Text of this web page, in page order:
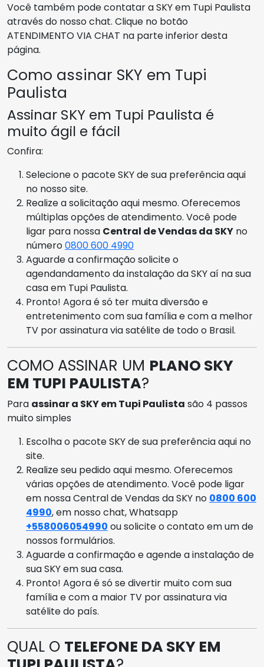
Você também pode contatar a SKY em Tupi Paulista
através do nosso chat. Clique no botão
ATENDIMENTO VIA CHAT na parte inferior desta
página.
Como assinar SKY em Tupi
Paulista
Assinar SKY em Tupi Paulista é
muito ágil e fácil
Confira:
Selecione o pacote SKY de sua preferência aqui
no nosso site.
Realize a solicitação aqui mesmo. Oferecemos
múltiplas opções de atendimento. Você pode
ligar para nossa Central de Vendas da SKY no
número0800 600 4990
Aguarde a confirmação solicite o
agendandamento da instalação da SKY aí na sua
casa em Tupi Paulista.
Pronto! Agora é só ter muita diversão e
entretenimento com sua família e com a melhor
TV por assinatura via satélite de todo o Brasil.
COMO ASSINAR UM PLANO SKY
EM TUPI PAULISTA?
Para assinar a SKY em Tupi Paulista são 4 passos
muito simples
Escolha o pacote SKY de sua preferência aqui no
site.
Realize seu pedido aqui mesmo. Oferecemos
várias opções de atendimento. Você pode ligar
em nossa Central de Vendas da SKY no 0800 600
4990, em nosso chat, Whatsapp
+558006054990 ou solicite o contato em um de
nossos formulários.
Aguarde a confirmação e agende a instalação de
sua SKY em sua casa.
Pronto! Agora é só se divertir muito com sua
família e com a maior TV por assinatura via
satélite do país.
QUAL O TELEFONE DA SKY EM